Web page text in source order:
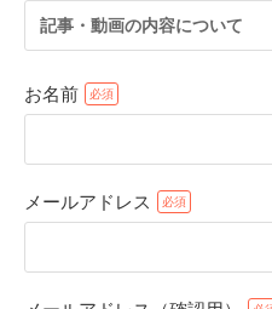
記事・動画の内容について
お名前
メールアドレス
アプリ